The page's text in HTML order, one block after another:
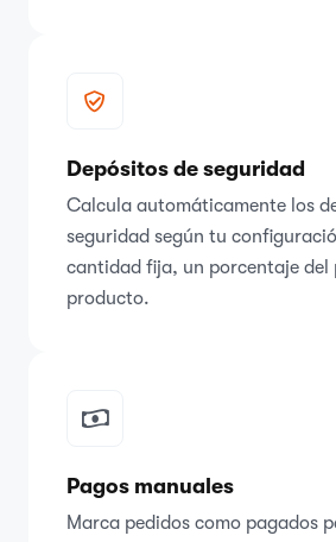
Depósitos de seguridad
Calcula automáticamente los
seguridad según tu
cantidad fija, un porcentaje del
producto.
Pagos manuales
Marca pedidos como pagados